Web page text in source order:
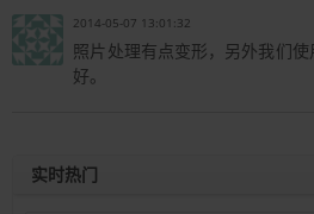
2014-05-07 13:01:32
照片处理有点变形，另外我们
好。
实时热门